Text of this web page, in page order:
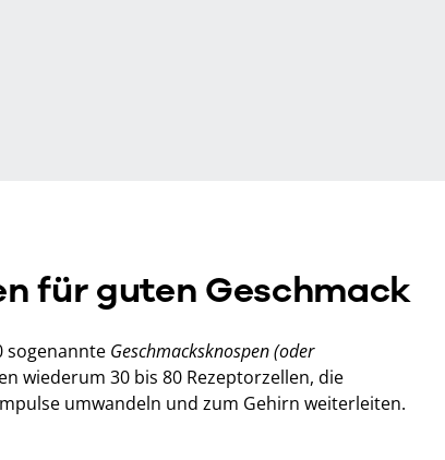
für guten Geschmack
sogenannte Geschmacksknospen (oder
wiederum 30 bis 80 Rezeptorzellen, die
umwandeln und zum Gehirn weiterleiten.